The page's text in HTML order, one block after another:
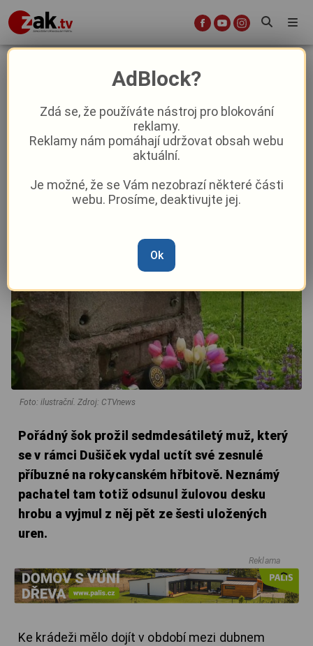
Z rokycanského hřbitova zmizely
urny s lidskými ostatky
5. 11. 2025|10:01
Foto: ilustrační. Zdroj: CTVnews
Pořádný šok prožil sedmdesátiletý muž, který
se v rámci Dušiček vydal uctít své zesnulé
příbuzné na rokycanském hřbitově. Neznámý
pachatel tam totiž odsunul žulovou desku
hrobu a vyjmul z něj pět ze šesti uložených
uren.
Reklama
Ke krádeži mělo dojít v období mezi dubnem
AdBlock?
Zdá se, že používáte nástroj pro blokování
reklamy.
Reklamy nám pomáhají udržovat obsah webu
aktuální.
Je možné, že se Vám nezobrazí některé části
webu. Prosíme, deaktivujte jej.
Ok